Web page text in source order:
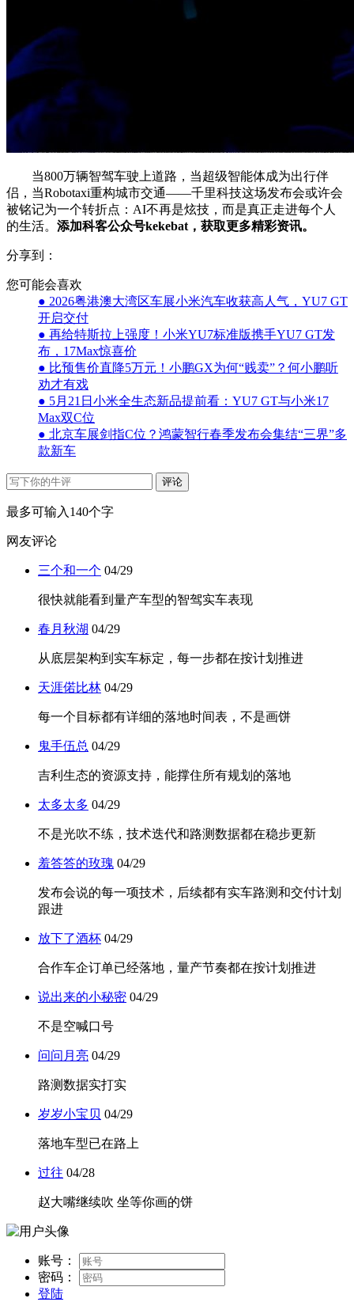
当800万辆智驾车驶上道路，当超级智能体成为出行伴
侣，当Robotaxi重构城市交通——千里科技这场发布会或许会
被铭记为一个转折点：AI不再是炫技，而是真正走进每个人
的生活。 添加科客公众号kekebat，获取更多精彩资讯。
分享到：
您可能会喜欢
● 2026粤港澳大湾区车展小米汽车收获高人气，YU7 GT
开启交付
● 再给特斯拉上强度！小米YU7标准版携手YU7 GT发
布，17Max惊喜价
● 比预售价直降5万元！小鹏GX为何“贱卖”？何小鹏听
劝才有戏
● 5月21日小米全生态新品提前看：YU7 GT与小米17
Max双C位
● 北京车展剑指C位？鸿蒙智行春季发布会集结“三界”多
款新车
评论
最多可输入140个字
网友评论
三个和一个 04/29
很快就能看到量产车型的智驾实车表现
春月秋湖 04/29
从底层架构到实车标定，每一步都在按计划推进
天涯偌比林 04/29
每一个目标都有详细的落地时间表，不是画饼
鬼手伍总 04/29
吉利生态的资源支持，能撑住所有规划的落地
太多太多 04/29
不是光吹不练，技术迭代和路测数据都在稳步更新
羞答答的玫瑰 04/29
发布会说的每一项技术，后续都有实车路测和交付计划
跟进
放下了酒杯 04/29
合作车企订单已经落地，量产节奏都在按计划推进
说出来的小秘密 04/29
不是空喊口号
问问月亮 04/29
路测数据实打实
岁岁小宝贝 04/29
落地车型已在路上
过往 04/28
赵大嘴继续吹 坐等你画的饼
账号：
密码：
登陆